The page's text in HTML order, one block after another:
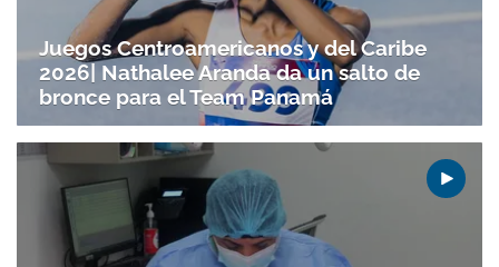
Juegos Centroamericanos y del Caribe
2026| Nathalee Aranda da un salto de
bronce para el Team Panamá